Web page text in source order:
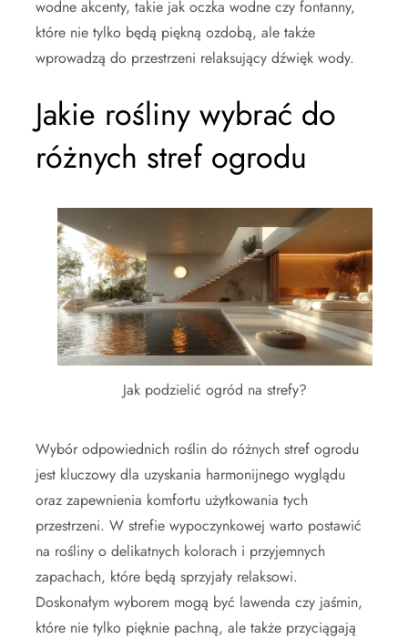
wodne akcenty, takie jak oczka wodne czy fontanny,
które nie tylko będą piękną ozdobą, ale także
wprowadzą do przestrzeni relaksujący dźwięk wody.
Jakie rośliny wybrać do
różnych stref ogrodu
Jak podzielić ogród na strefy?
Wybór odpowiednich roślin do różnych stref ogrodu
jest kluczowy dla uzyskania harmonijnego wyglądu
oraz zapewnienia komfortu użytkowania tych
przestrzeni. W strefie wypoczynkowej warto postawić
na rośliny o delikatnych kolorach i przyjemnych
zapachach, które będą sprzyjały relaksowi.
Doskonałym wyborem mogą być lawenda czy jaśmin,
które nie tylko pięknie pachną, ale także przyciągają